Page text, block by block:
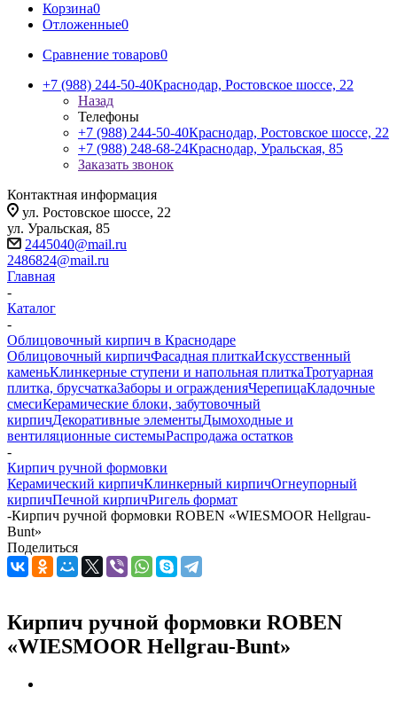
Корзина0
Отложенные0
Сравнение товаров0
+7 (988) 244-50-40Краснодар, Ростовское шоссе, 22
Назад
Телефоны
+7 (988) 244-50-40Краснодар, Ростовское шоссе, 22
+7 (988) 248-68-24Краснодар, Уральская, 85
Заказать звонок
Контактная информация
ул. Ростовское шоссе, 22
ул. Уральская, 85
2445040@mail.ru
2486824@mail.ru
Главная
-
Каталог
-
Облицовочный кирпич в Краснодаре
Облицовочный кирпичФасадная плиткаИскусственный
каменьКлинкерные ступени и напольная плиткаТротуарная
плитка, брусчаткаЗаборы и огражденияЧерепицаКладочные
смесиКерамические блоки, забутовочный
кирпичДекоративные элементыДымоходные и
вентиляционные системыРаспродажа остатков
-
Кирпич ручной формовки
Керамический кирпичКлинкерный кирпичОгнеупорный
кирпичПечной кирпичРигель формат
-Кирпич ручной формовки ROBEN «WIESMOOR Hellgrau-
Bunt»
Поделиться
Кирпич ручной формовки ROBEN
«WIESMOOR Hellgrau-Bunt»